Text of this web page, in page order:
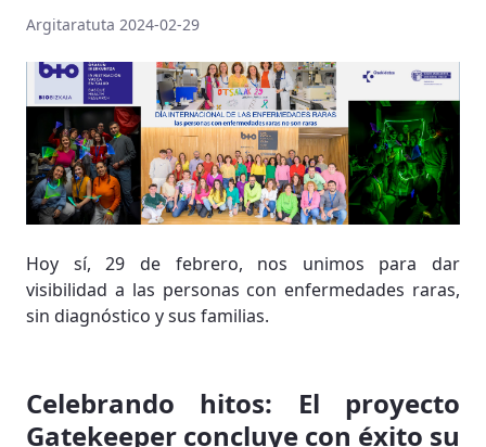
Argitaratuta 2024-02-29
Hoy sí, 29 de febrero, nos unimos para dar
visibilidad a las personas con enfermedades raras,
sin diagnóstico y sus familias.
Celebrando hitos: El proyecto
Gatekeeper concluye con éxito su